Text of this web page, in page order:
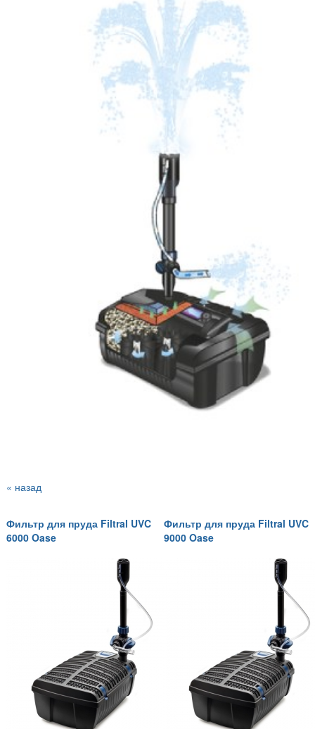
« назад
Фильтр для пруда Filtral UVC
6000 Oase
Фильтр для пруда Filtral UVC
9000 Oase